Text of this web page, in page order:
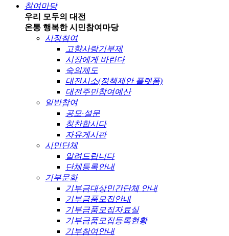
참여마당
우리 모두의 대전
온통 행복한 시민참여마당
시정참여
고향사랑기부제
시장에게 바란다
숙의제도
대전시소(정책제안 플랫폼)
대전주민참여예산
일반참여
공모·설문
칭찬합시다
자유게시판
시민단체
알려드립니다
단체등록안내
기부문화
기부금대상민간단체 안내
기부금품모집안내
기부금품모집자료실
기부금품모집등록현황
기부참여안내